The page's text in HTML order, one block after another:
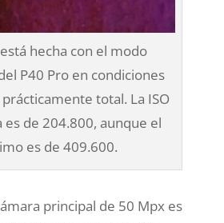
hecha con el modo
P40 Pro en condiciones
total. La ISO
es de 204.800, aunque el
es de 409.600.
principal de 50 Mpx es